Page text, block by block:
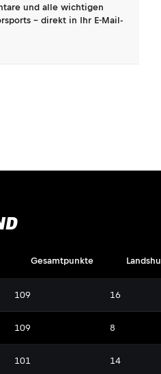
und alle wichtigen
- direkt in Ihr E-Mail-
Gesamtpunkte
109 16
109 8
101 14